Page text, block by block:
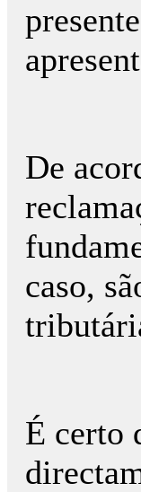
De
caso,
É certo